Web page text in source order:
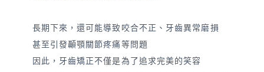
長期下來，還可能導致咬合不正、牙齒異常磨損
甚至引發顳顎關節疼痛等問題
因此，牙齒矯正不僅是為了追求完美的笑容